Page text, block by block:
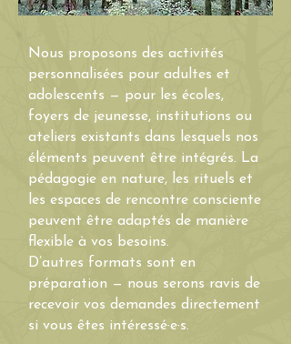
Nous proposons des activités
personnalisées pour adultes et
adolescents — pour les écoles,
foyers de jeunesse, institutions ou
ateliers existants dans lesquels nos
éléments peuvent être intégrés. La
pédagogie en nature, les rituels et
les espaces de rencontre consciente
peuvent être adaptés de manière
flexible à vos besoins.
D’autres formats sont en
préparation — nous serons ravis de
recevoir vos demandes directement
si vous êtes intéressé·e·s.